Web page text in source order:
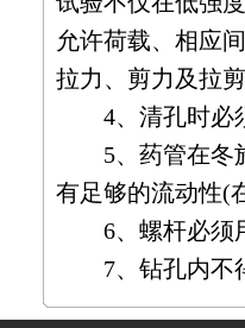
允许荷载、相应
拉力、剪力及拉
4、清孔时必须
5、药管在冬施
有足够的流动性(
6、螺杆必须用
7、钻孔内不